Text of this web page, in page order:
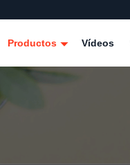
Productos Vídeos